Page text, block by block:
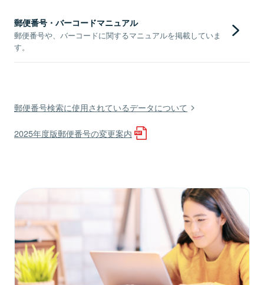
郵便番号・バーコードマニュアル
郵便番号や、バーコードに関するマニュアルを掲載していま
す。
郵便番号検索に使用されているデータについて
2025年度版郵便番号の変更案内